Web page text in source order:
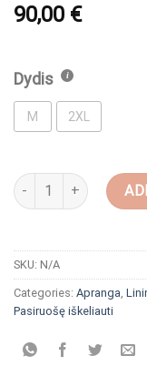
90,00 €
Dydis
M 2XL
Viskozinė rožinė
SKU: N/A
Categories: Apranga
Pasiruošę iškeliauti